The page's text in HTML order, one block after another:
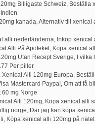
Billigaste Schweiz, Beställa
kanada, Alternativ till xenical
alli nederländerna, Inköp xenical
Alli På Apoteket, Köpa xenical
Utan Recept Sverige, I vilka
Per piller
Xenical Alli 120mg Europa,
Mastercard Paypal, Om att få
60 mg Norge
Alli 120mg, Köpa xenical alli
norge, Där jag kan köpa
Köpa xenical alli 120mg på nätet